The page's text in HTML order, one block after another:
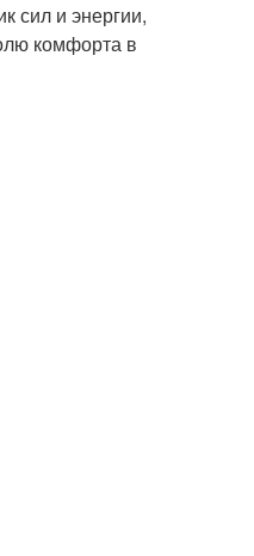
сил и энергии,
комфорта в